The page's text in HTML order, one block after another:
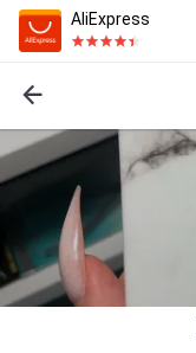
AliExpress